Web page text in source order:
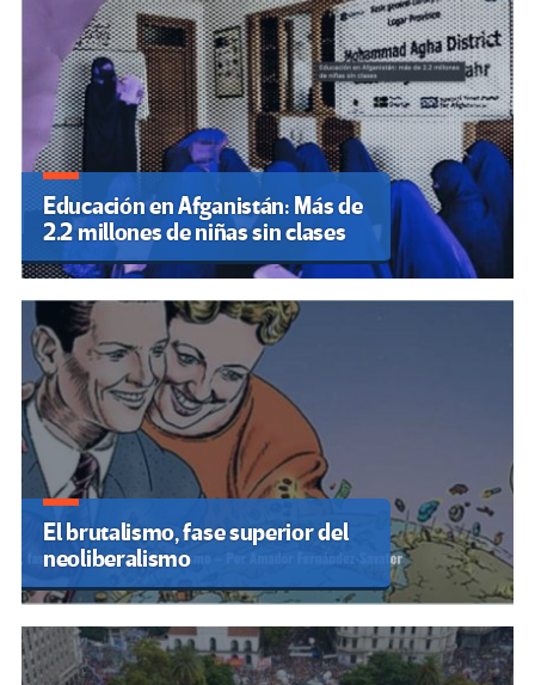
Educación en Afganistán: Más de
2.2 millones de niñas sin clases
El brutalismo, fase superior del
neoliberalismo